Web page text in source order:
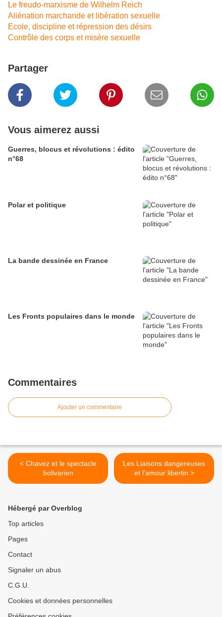
Le freudo-marxisme de Wilhelm Reich
Aliénation marchande et libération sexuelle
Ecole, discipline et répression des désirs
Contrôle des corps et misère sexuelle
Partager
Vous aimerez aussi
Guerres, blocus et révolutions : édito
n°68
Polar et politique
La bande dessinée en France
Les Fronts populaires dans le monde
Commentaires
Ajouter un commentaire
< Chavez et le spectacle
bolivarien
Les Liaisons dangereuses
et l'amour libertin >
Hébergé par Overblog
Top articles
Pages
Contact
Signaler un abus
C.G.U.
Cookies et données personnelles